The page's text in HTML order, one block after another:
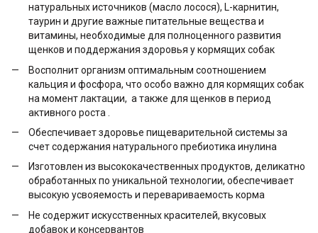
натуральных источников (масло лосося), L-карнитин,
таурин и другие важные питательные вещества и
витамины, необходимые для полноценного развития
щенков и поддержания здоровья у кормящих собак
Восполнит организм оптимальным соотношением
кальция и фосфора, что особо важно для кормящих собак
на момент лактации, а также для щенков в период
активного роста .
Обеспечивает здоровье пищеварительной системы за
счет содержания натурального пребиотика инулина
Изготовлен из высококачественных продуктов, деликатно
обработанных по уникальной технологии, обеспечивает
высокую усвояемость и перевариваемость корма
Не содержит искусственных красителей, вкусовых
добавок и консервантов